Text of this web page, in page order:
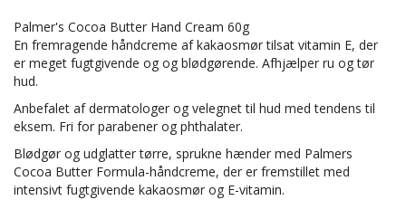
Palmer's Cocoa Butter Hand Cream 60g
En fremragende håndcreme af kakaosmør tilsat vitamin E, der
er meget fugtgivende og og blødgørende. Afhjælper ru og tør
hud.
Anbefalet af dermatologer og velegnet til hud med tendens til
eksem. Fri for parabener og phthalater.
Blødgør og udglatter tørre, sprukne hænder med Palmers
Cocoa Butter Formula-håndcreme, der er fremstillet med
intensivt fugtgivende kakaosmør og E-vitamin.